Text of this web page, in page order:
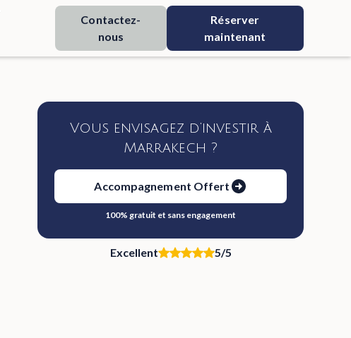
Contactez-
nous
Réserver
maintenant
Vous envisagez d’investir à
Marrakech ?
Accompagnement Offert
100% gratuit et sans engagement
Excellent 5/5